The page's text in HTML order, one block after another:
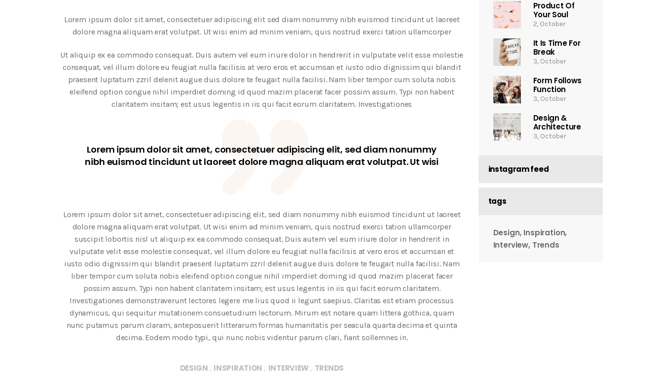
Lorem ipsum dolor sit amet, consectetuer adipiscing elit sed diam nonummy nibh euismod tincidunt ut laoreet
dolore magna aliquam erat volutpat. Ut wisi enim ad minim veniam, quis nostrud exerci tation ullamcorper
Ut aliquip ex ea commodo consequat. Duis autem vel eum iriure dolor in hendrerit in vulputate velit esse molestie
consequat, vel illum dolore eu feugiat nulla facilisis at vero eros et accumsan et iusto odio dignissim qui blandit
praesent luptatum zzril delenit augue duis dolore te feugait nulla facilisi. Nam liber tempor cum soluta nobis
eleifend option congue nihil imperdiet doming id quod mazim placerat facer possim assum. Typi non habent
claritatem insitam; est usus legentis in iis qui facit eorum claritatem. Investigationes
Lorem ipsum dolor sit amet, consectetuer adipiscing elit, sed diam nonummy
nibh euismod tincidunt ut laoreet dolore magna aliquam erat volutpat. Ut wisi
Lorem ipsum dolor sit amet, consectetuer adipiscing elit, sed diam nonummy nibh euismod tincidunt ut laoreet
dolore magna aliquam erat volutpat. Ut wisi enim ad minim veniam, quis nostrud exerci tation ullamcorper
suscipit lobortis nisl ut aliquip ex ea commodo consequat. Duis autem vel eum iriure dolor in hendrerit in
vulputate velit esse molestie consequat, vel illum dolore eu feugiat nulla facilisis at vero eros et accumsan et
iusto odio dignissim qui blandit praesent luptatum zzril delenit augue duis dolore te feugait nulla facilisi. Nam
liber tempor cum soluta nobis eleifend option congue nihil imperdiet doming id quod mazim placerat facer
possim assum. Typi non habent claritatem insitam; est usus legentis in iis qui facit eorum claritatem.
Investigationes demonstraverunt lectores legere me lius quod ii legunt saepius. Claritas est etiam processus
dynamicus, qui sequitur mutationem consuetudium lectorum. Mirum est notare quam littera gothica, quam
nunc putamus parum claram, anteposuerit litterarum formas humanitatis per seacula quarta decima et quinta
decima. Eodem modo typi, qui nunc nobis videntur parum clari, fiant sollemnes in.
DESIGN , INSPIRATION , INTERVIEW , TRENDS
Product Of
Your Soul
2, October
It Is Time For
Break
3, October
Form Follows
Function
3, October
Design &
Architecture
3, October
instagram feed
tags
Design Inspiration
Interview Trends